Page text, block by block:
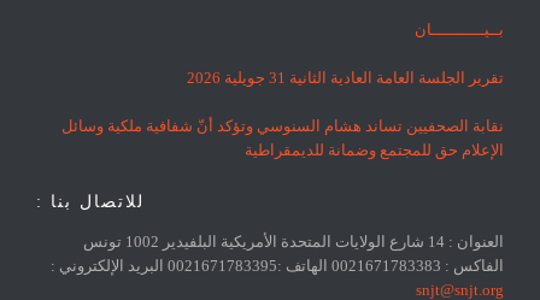
بــيـــــــــــان
تقرير الجلسة العامة العادية الثانية 31 جويلية 2026
نقابة الصحفيين تساند هشام السنوسي وتؤكد أنّ شفافية ملكية وسائل
الإعلام حق للمجتمع وضمانة للديمقراطية
للاتصال بنا :
العنوان : 14 شارع الولايات المتحدة الأمريكية البلفيدير 1002 تونس
الفاكس : 0021671783383 الهاتف :0021671783395 البريد الإلكتروني :
snjt@snjt.org